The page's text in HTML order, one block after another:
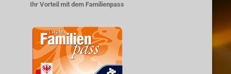
Ihr Vorteil mit dem Familienpass